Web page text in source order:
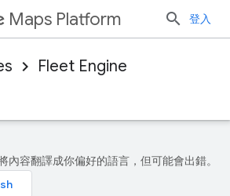
Maps Platform 登入
Fleet Engine
內容翻譯成你偏好的語言，但可能會出錯。